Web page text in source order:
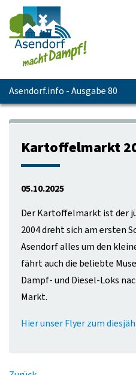
Asendorf.info - Ausgabe 80
Kartoffelmarkt
05.10.2025
Der Kartoffelmarkt ist der
2004 dreht sich am ersten
Asendorf alles um den
fährt auch die beliebte
Dampf- und Diesel-Loks
Markt.
Hier unser Flyer zum